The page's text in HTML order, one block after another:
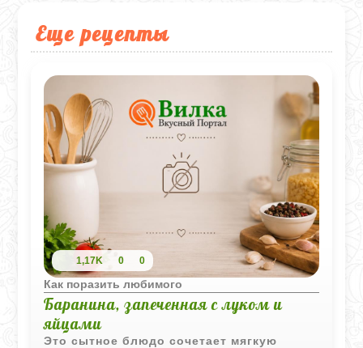
Еще рецепты
1,17K 0 0
Как поразить любимого
Баранина, запеченная с луком и
яйцами
Это сытное блюдо сочетает мягкую